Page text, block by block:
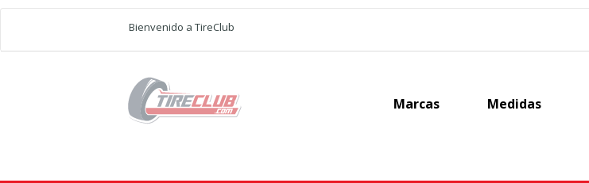
Bienvenido a TireClub
Marcas Medidas